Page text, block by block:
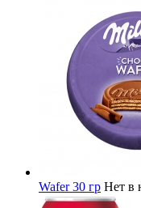
Wafer 30 гр Нет в